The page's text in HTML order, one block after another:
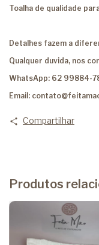
Toalha de qualidade
Detalhes fazem a
Qualquer duvida, nos
WhatsApp: 62 99884-
Email:
Compartilhar
Produtos